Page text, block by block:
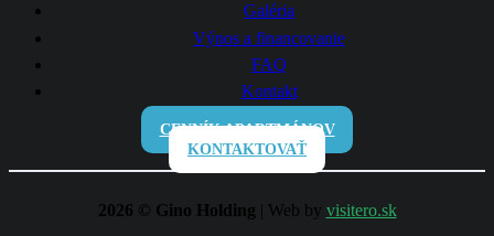
Galéria
Výnos a financovanie
FAQ
Kontakt
CENNÍK APARTMÁNOV
KONTAKTOVAŤ
2026 © Gino Holding | Web by visitero.sk